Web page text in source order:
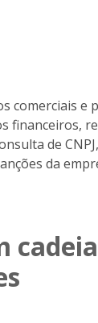
comerciais e
financeiros,
de
da